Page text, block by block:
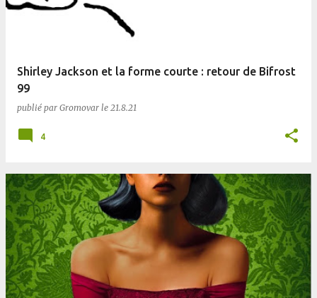
Shirley Jackson et la forme courte : retour de Bifrost
99
publié par Gromovar le 21.8.21
4